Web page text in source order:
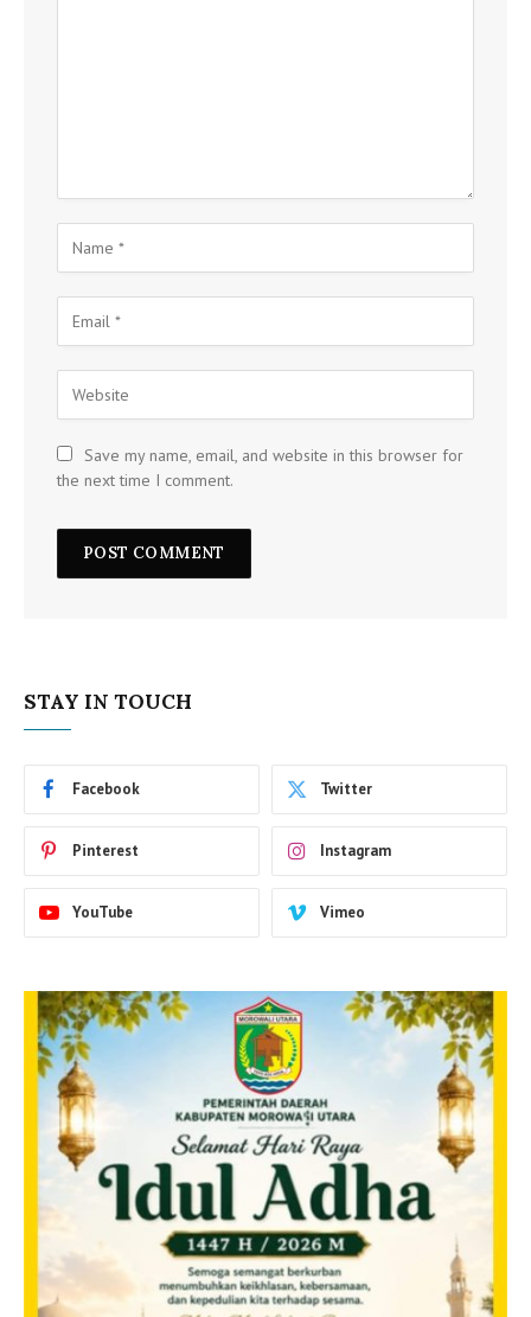
Save my name, email, and website in this browser for
the next time I comment.
STAY IN TOUCH
Facebook Twitter
Pinterest Instagram
YouTube Vimeo